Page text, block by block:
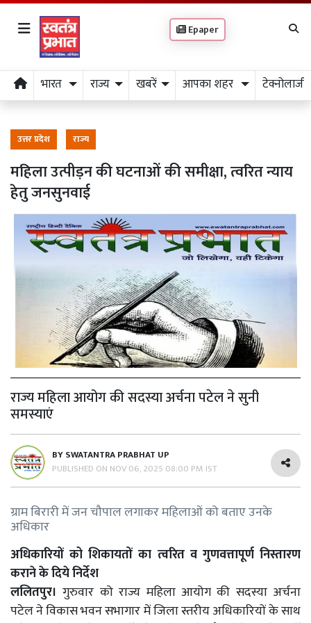
Epaper
भारत राज्य खबरें आपका शहर टेक्नोलाजी
उत्तर प्रदेश राज्य
महिला उत्पीड़न की घटनाओं की समीक्षा, त्वरित न्याय
हेतु जनसुनवाई
राज्य महिला आयोग की सदस्या अर्चना पटेल ने सुनी
समस्याएं
BYSWATANTRA PRABHAT UP
PUBLISHED ON NOV 06, 2025 08:00 PM IST
ग्राम बिरारी में जन चौपाल लगाकर महिलाओं को बताए उनके
अधिकार
अधिकारियों को शिकायतों का त्वरित व गुणवत्तापूर्ण निस्तारण
कराने के दिये निर्देश
ललितपुर।गुरुवार को राज्य महिला आयोग की सदस्या अर्चना
पटेल ने विकास भवन सभागार में जिला स्तरीय अधिकारियों के साथ